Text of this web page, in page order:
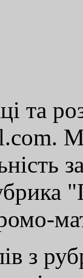
та
з